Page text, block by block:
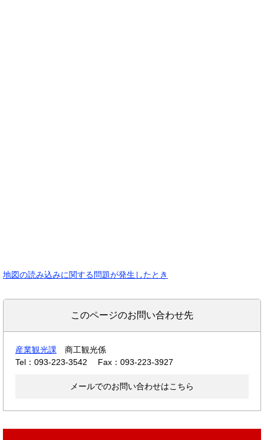
地図の読み込みに関する問題が発生したとき
このページのお問い合わせ先
産業観光課
商工観光係
Tel：093-223-3542
Fax：093-223-3927
メールでのお問い合わせはこちら